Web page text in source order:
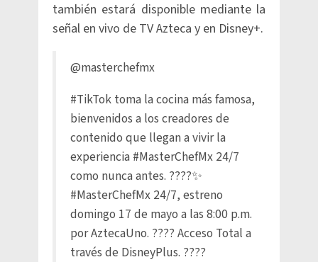
también estará disponible mediante la
señal en vivo de TV Azteca y en Disney+.
@masterchefmx
#TikTok toma la cocina más famosa,
bienvenidos a los creadores de
contenido que llegan a vivir la
experiencia #MasterChefMx 24/7
como nunca antes. ????✨
#MasterChefMx 24/7, estreno
domingo 17 de mayo a las 8:00 p.m.
por AztecaUno. ???? Acceso Total a
través de DisneyPlus. ????